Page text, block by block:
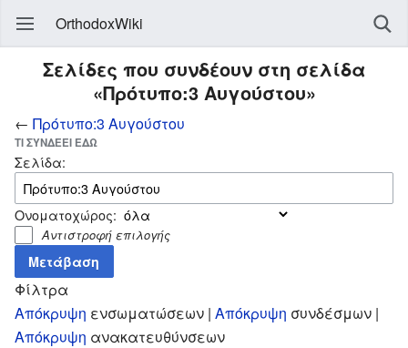
OrthodoxWiki
Σελίδες που συνδέουν στη σελίδα
«Πρότυπο:3 Αυγούστου»
← Πρότυπο:3 Αυγούστου
ΤΙ ΣΥΝΔΈΕΙ ΕΔΏ
Σελίδα:
Ονοματοχώρος:
Αντιστροφή επιλογής
Φίλτρα
Απόκρυψη ενσωματώσεων | Απόκρυψη συνδέσμων |
Απόκρυψη ανακατευθύνσεων